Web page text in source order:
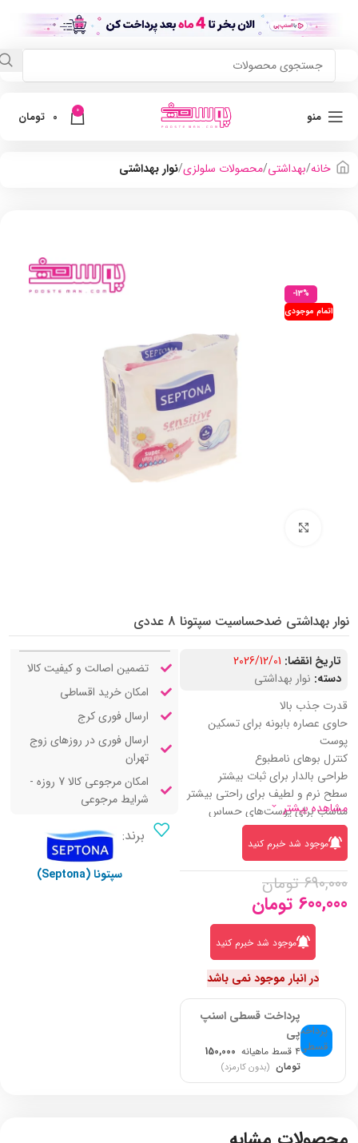
منو 0
0 تومان
خانه بهداشتی محصولات سلولزی نوار بهداشتی
-13%
اتمام موجودی
نوار بهداشتی ضدحساسیت سپتونا 8 عددی
تاریخ انقضا: 2026/12/01
دسته: نوار بهداشتی
قدرت جذب بالا
حاوی عصاره بابونه برای تسکین
پوست
کنترل بوهای نامطبوع
طراحی بالدار برای ثبات بیشتر
سطح نرم و لطیف برای راحتی بیشتر
مناسب برای پوست‌های حساس
مشاهده بیشتر
موجود شد خبرم کنید
690,000 تومان
600,000 تومان
موجود شد خبرم کنید
در انبار موجود نمی باشد
پرداخت قسطی اسنپ
پی
۴ قسط ماهیانه
150,000
تومان (بدون کارمزد)
تضمین اصالت و کیفیت کالا
امکان خرید اقساطی
ارسال فوری کرج
ارسال فوری در روزهای زوج
تهران
امکان مرجوعی کالا 7 روزه -
شرایط مرجوعی
برند:
سپتونا (Septona)